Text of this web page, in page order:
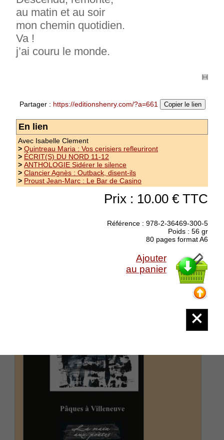
Nouveauté
Bouchet Jacqueline : L'Arbre du vent
Collection La Main aux Poètes - Prix Poésie21
(2022)de la Fondation Saint-John Perse d’Aix-
l’arbre mort il s’est griffé il s’est blessé en...
au matin et au soir
mon chemin quotidien.
Va !
j’ai couru le monde.
Partager : https://editionshenry.com/?a=661 Copier le lien
En lien
Avec Isabelle Clement
> Quintreau Maria : Vos cerisiers refleuriront
> ÉCRIT(S) DU NORD 11-12
> ANTHOLOGIE Sidérer le silence
> Clancier Agnès : Outback, disent-ils
> Proust Jean-Marc : Le Bar de Casino
Prix : 10.00 € TTC
Référence : 978-2-36469-300-5
Poids : 56 gr
80 pages format A6
Ajouter
au panier